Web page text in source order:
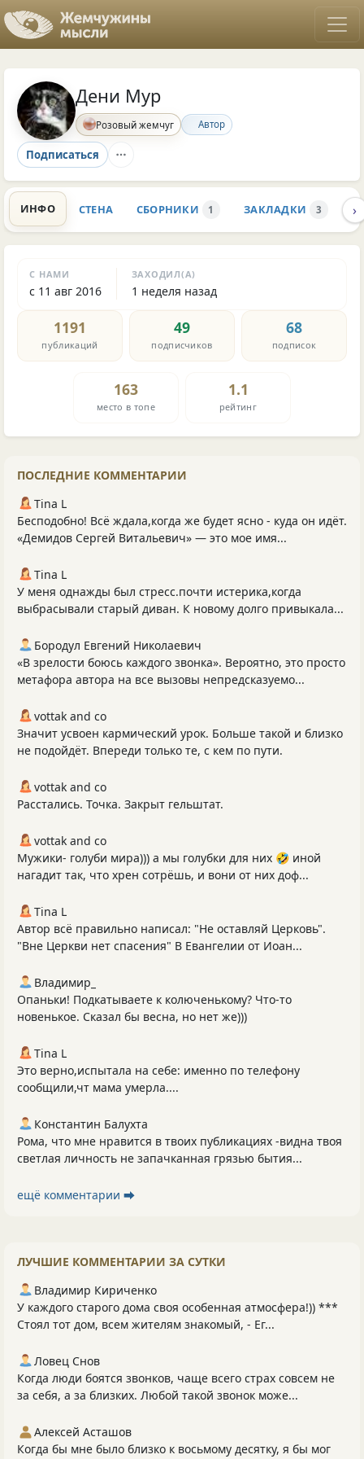
Дени Мур
Розовый жемчуг Автор
Подписаться
ИНФО СТЕНА СБОРНИКИ 1 ЗАКЛАДКИ 3 ›
С НАМИ
с 11 авг 2016
ЗАХОДИЛ(А)
1 неделя назад
1191
публикаций
49
подписчиков
68
подписок
163
место в топе
1.1
рейтинг
ПОСЛЕДНИЕ КОММЕНТАРИИ
Tina L
Бесподобно! Всё ждала,когда же будет ясно - куда он идёт.
«Демидов Сергей Витальевич» — это мое имя...
Tina L
У меня однажды был стресс.почти истерика,когда
выбрасывали старый диван. К новому долго привыкала...
Бородул Евгений Николаевич
«В зрелости боюсь каждого звонка». Вероятно, это просто
метафора автора на все вызовы непредсказуемо...
vottak and co
Значит усвоен кармический урок. Больше такой и близко
не подойдёт. Впереди только те, с кем по пути.
vottak and co
Расстались. Точка. Закрыт гельштат.
vottak and co
Мужики- голуби мира))) а мы голубки для них 🤣 иной
нагадит так, что хрен сотрёшь, и вони от них доф...
Tina L
Автор всё правильно написал: "Не оставляй Церковь".
"Вне Церкви нет спасения" В Евангелии от Иоан...
Владимир_
Опаньки! Подкатываете к колюченькому? Что-то
новенькое. Сказал бы весна, но нет же)))
Tina L
Это верно,испытала на себе: именно по телефону
сообщили,чт мама умерла....
Константин Балухта
Рома, что мне нравится в твоих публикациях -видна твоя
светлая личность не запачканная грязью бытия...
ещё комментарии ⮕
ЛУЧШИЕ КОММЕНТАРИИ ЗА СУТКИ
Владимир Кириченко
У каждого старого дома своя особенная атмосфера!)) ***
Стоял тот дом, всем жителям знакомый, - Ег...
Ловец Снов
Когда люди боятся звонков, чаще всего страх совсем не
за себя, а за близких. Любой такой звонок може...
Алексей Асташов
Когда бы мне было близко к восьмому десятку, я бы мог